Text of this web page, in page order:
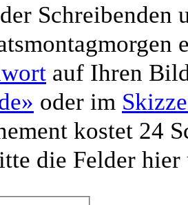
Schreibenden
auf Ihren
oder im
kostet 24
die Felder hier